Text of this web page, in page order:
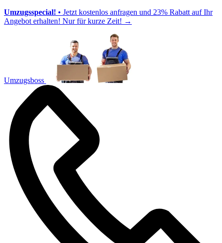
Umzugsspecial! • Jetzt kostenlos anfragen und 23% Rabatt auf Ihr
Angebot erhalten! Nur für kurze Zeit! →
Umzugsboss